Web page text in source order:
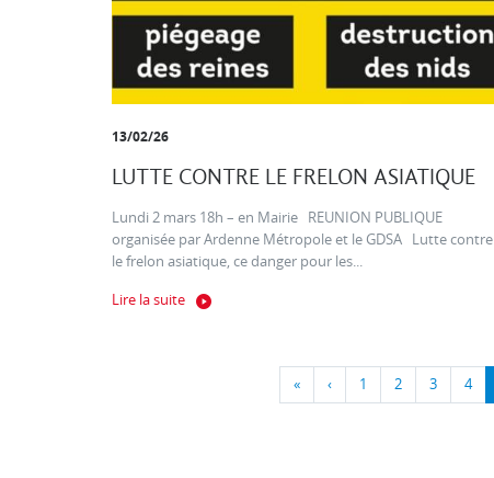
13/02/26
LUTTE CONTRE LE FRELON ASIATIQUE
Lundi 2 mars 18h – en Mairie REUNION PUBLIQUE
organisée par Ardenne Métropole et le GDSA Lutte contre
le frelon asiatique, ce danger pour les...
Lire la suite
« ‹ 1 2 3 4